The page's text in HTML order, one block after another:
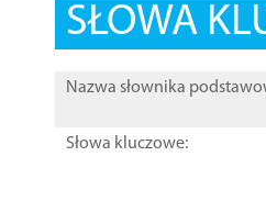
SŁOWA
Nazwa słownika
Słowa kluczowe: